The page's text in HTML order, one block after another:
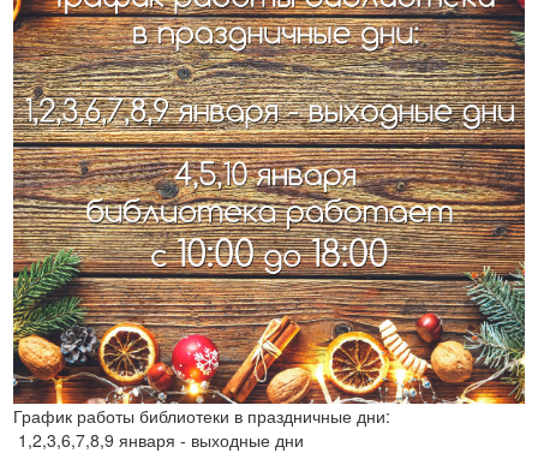
График работы библиотеки в праздничные дни:
1,2,3,6,7,8,9 января - выходные дни